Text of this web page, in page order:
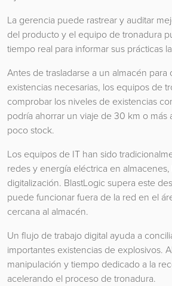
La gerencia puede rastrear y auditar
del producto y el equipo de tronadura
tiempo real para informar sus prácticas
Antes de trasladarse a un almacén para
existencias necesarias, los equipos de
comprobar los niveles de existencias
podría ahorrar un viaje de 30 km o más
poco stock.
Los equipos de IT han sido
redes y energía eléctrica en
digitalización. BlastLogic supera este
puede funcionar fuera de la red en el
cercana al almacén.
Un flujo de trabajo digital ayuda a
importantes existencias de explosivos.
manipulación y tiempo dedicado a la
acelerando el proceso de tronadura.